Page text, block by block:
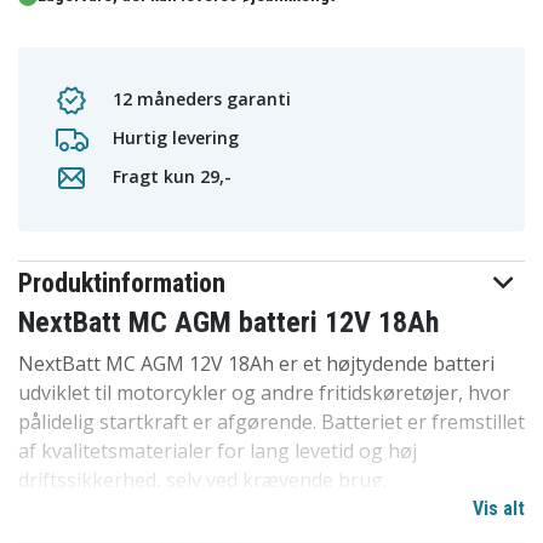
12 måneders garanti
Hurtig levering
Fragt kun 29,-
Produktinformation
NextBatt MC AGM batteri 12V 18Ah
NextBatt MC AGM 12V 18Ah er et højtydende batteri
udviklet til motorcykler og andre fritidskøretøjer, hvor
pålidelig startkraft er afgørende. Batteriet er fremstillet
af kvalitetsmaterialer for lang levetid og høj
driftssikkerhed, selv ved krævende brug.
Vis alt